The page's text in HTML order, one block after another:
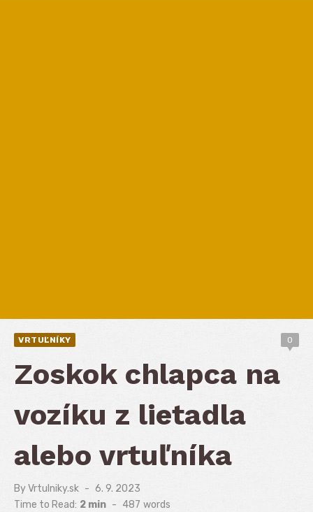
VRTUĽNÍKY 0
Zoskok chlapca na
vozíku z lietadla
alebo vrtuľníka
ByVrtulniky.sk
Posted
on
6. 9. 2023
Time to Read: 2 min - 487 words